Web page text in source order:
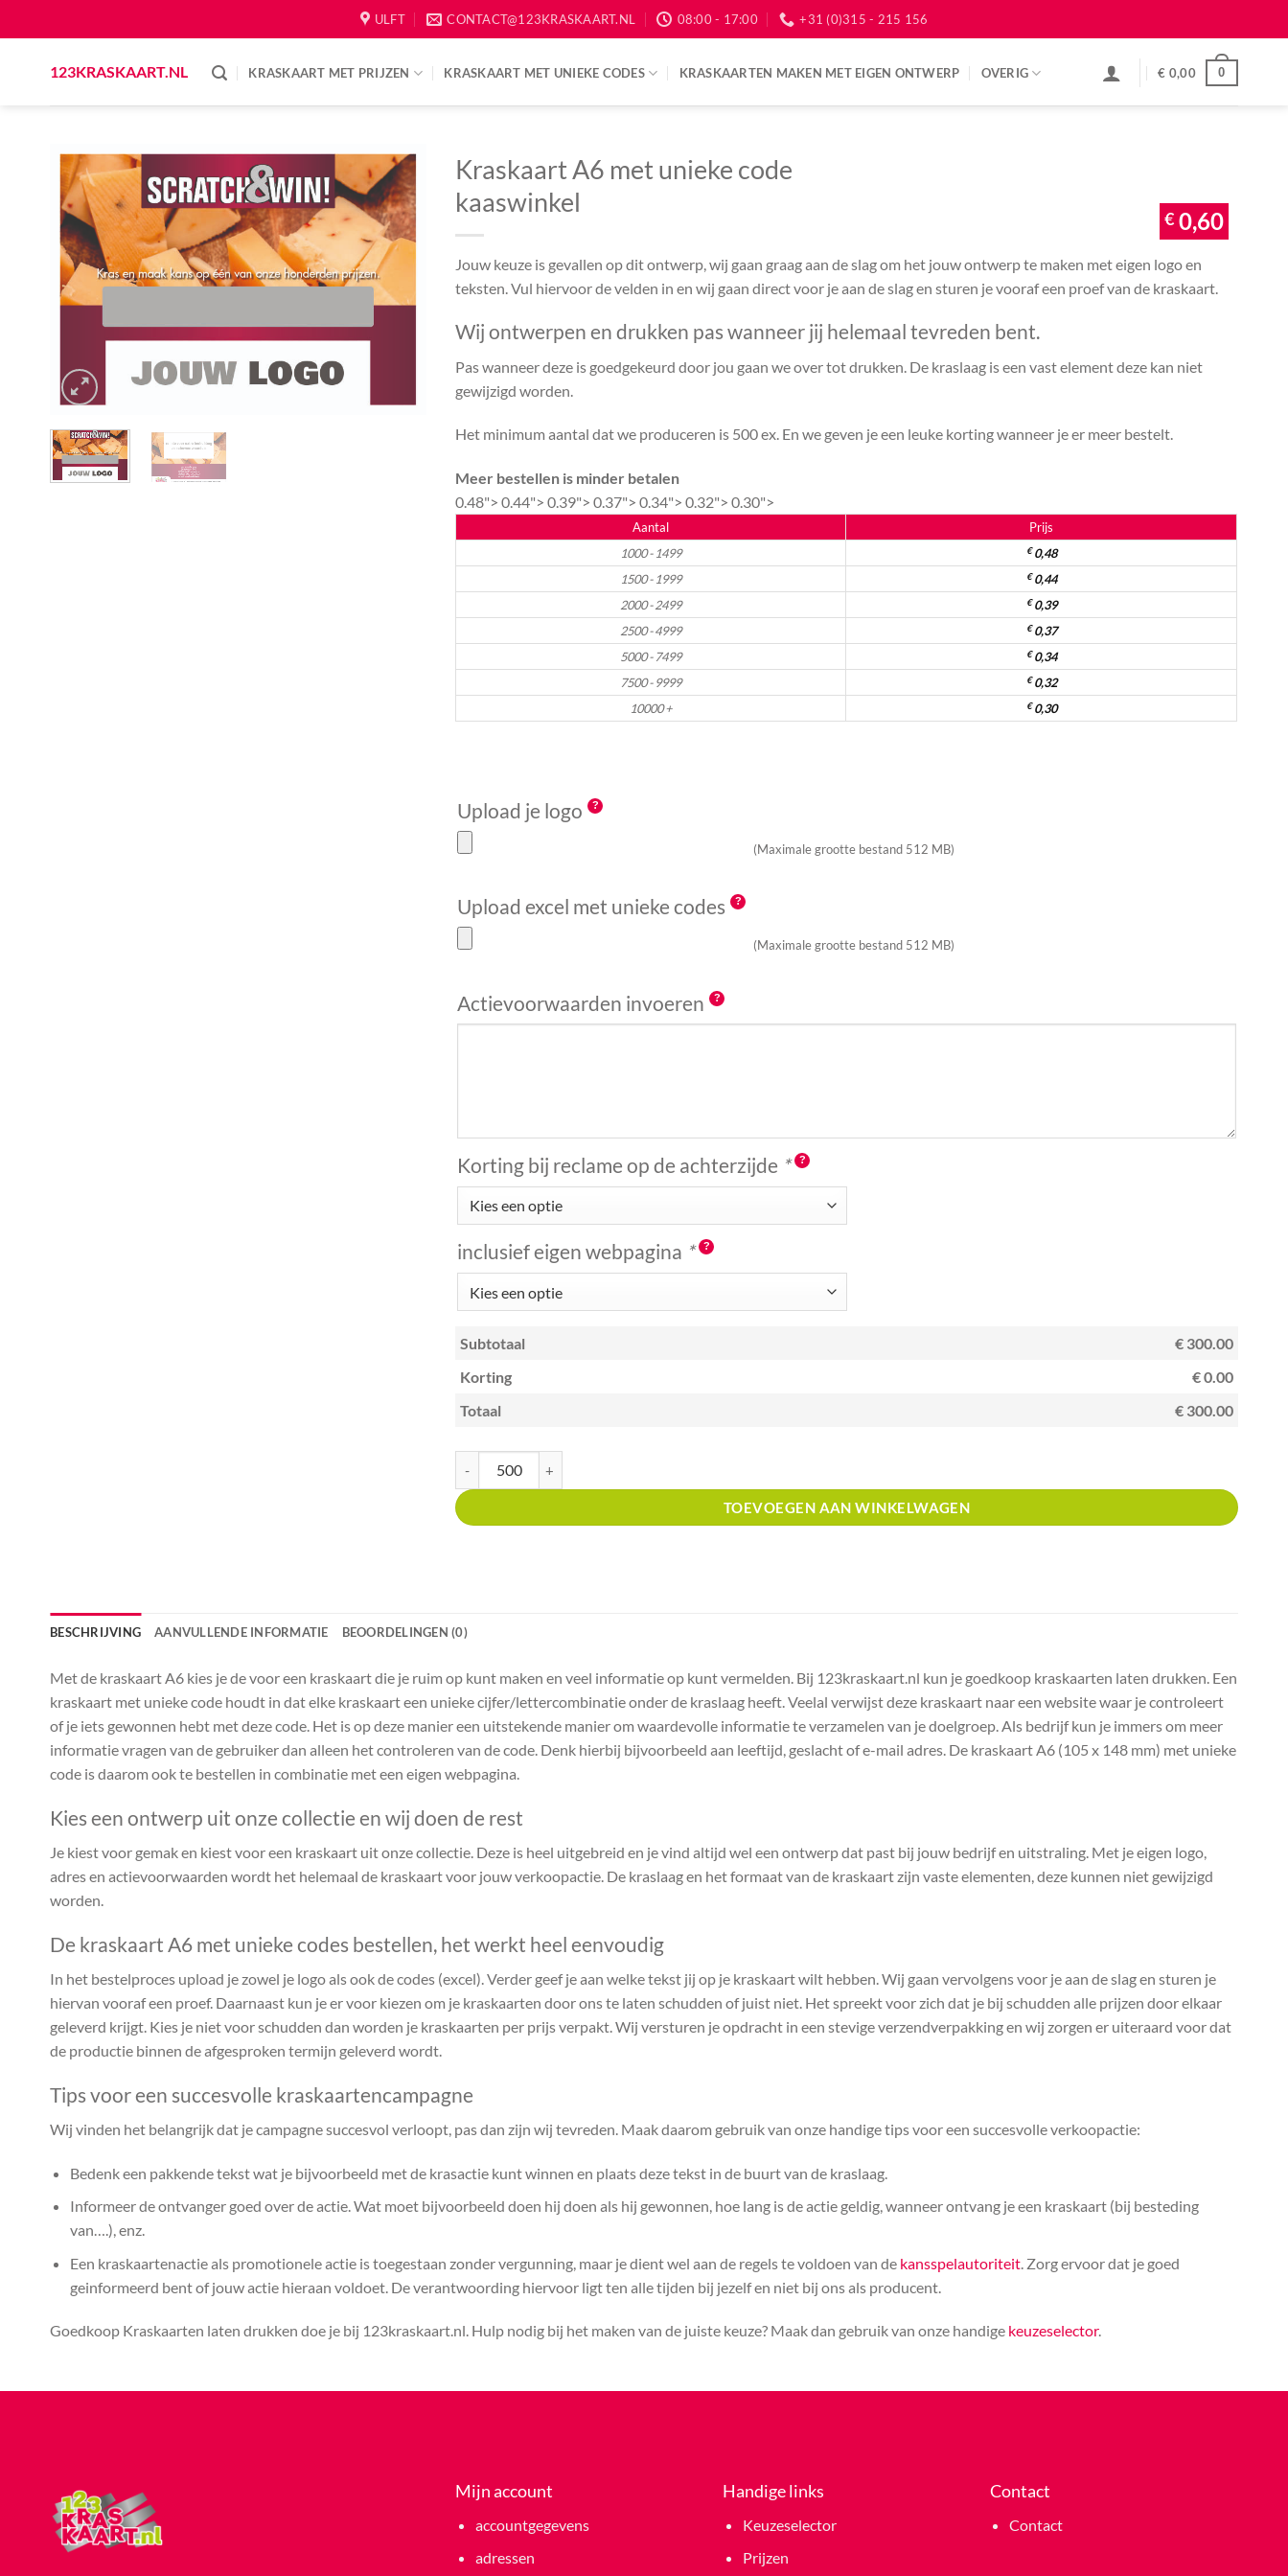
to
ULFT CONTACT@123KRASKAART.NL 08:00 - 17:00 +31 (0)315 - 215 156
123KRASKAART.NL KRASKAART MET PRIJZEN KRASKAART MET UNIEKE CODES KRASKAARTEN MAKEN MET EIGEN ONTWERP OVERIG € 0,00 0
Kraskaart A6 met unieke code
kaaswinkel
€0,60
Jouw keuze is gevallen op dit ontwerp, wij gaan graag aan de slag om het jouw ontwerp te maken met eigen logo en
teksten. Vul hiervoor de velden in en wij gaan direct voor je aan de slag en sturen je vooraf een proef van de kraskaart.
Wij ontwerpen en drukken pas wanneer jij helemaal tevreden bent.
Pas wanneer deze is goedgekeurd door jou gaan we over tot drukken. De kraslaag is een vast element deze kan niet
gewijzigd worden.
Het minimum aantal dat we produceren is 500 ex. En we geven je een leuke korting wanneer je er meer bestelt.
Meer bestellen is minder betalen
0.48">0.44">0.39">0.37">0.34">0.32">0.30">
Aantal
Prijs
1000 - 1499
€0,48
1500 - 1999
€0,44
2000 - 2499
€0,39
2500 - 4999
€0,37
5000 - 7499
€0,34
7500 - 9999
€0,32
10000 +
€0,30
Upload je logo
(Maximale grootte bestand 512 MB)
Upload excel met unieke codes
(Maximale grootte bestand 512 MB)
Actievoorwaarden invoeren
Korting bij reclame op de achterzijde *
inclusief eigen webpagina *
Subtotaal
€ 300.00
Korting
€ 0.00
Totaal
€ 300.00
TOEVOEGEN AAN WINKELWAGEN
BESCHRIJVING AANVULLENDE INFORMATIE BEOORDELINGEN (0)
Met de kraskaart A6 kies je de voor een kraskaart die je ruim op kunt maken en veel informatie op kunt vermelden. Bij 123kraskaart.nl kun je goedkoop kraskaarten laten drukken. Een
kraskaart met unieke code houdt in dat elke kraskaart een unieke cijfer/lettercombinatie onder de kraslaag heeft. Veelal verwijst deze kraskaart naar een website waar je controleert
of je iets gewonnen hebt met deze code. Het is op deze manier een uitstekende manier om waardevolle informatie te verzamelen van je doelgroep. Als bedrijf kun je immers om meer
informatie vragen van de gebruiker dan alleen het controleren van de code. Denk hierbij bijvoorbeeld aan leeftijd, geslacht of e-mail adres. De kraskaart A6 (105 x 148 mm) met unieke
code is daarom ook te bestellen in combinatie met een eigen webpagina.
Kies een ontwerp uit onze collectie en wij doen de rest
Je kiest voor gemak en kiest voor een kraskaart uit onze collectie. Deze is heel uitgebreid en je vind altijd wel een ontwerp dat past bij jouw bedrijf en uitstraling. Met je eigen logo,
adres en actievoorwaarden wordt het helemaal de kraskaart voor jouw verkoopactie. De kraslaag en het formaat van de kraskaart zijn vaste elementen, deze kunnen niet gewijzigd
worden.
De kraskaart A6 met unieke codes bestellen, het werkt heel eenvoudig
In het bestelproces upload je zowel je logo als ook de codes (excel). Verder geef je aan welke tekst jij op je kraskaart wilt hebben. Wij gaan vervolgens voor je aan de slag en sturen je
hiervan vooraf een proef. Daarnaast kun je er voor kiezen om je kraskaarten door ons te laten schudden of juist niet. Het spreekt voor zich dat je bij schudden alle prijzen door elkaar
geleverd krijgt. Kies je niet voor schudden dan worden je kraskaarten per prijs verpakt. Wij versturen je opdracht in een stevige verzendverpakking en wij zorgen er uiteraard voor dat
de productie binnen de afgesproken termijn geleverd wordt.
Tips voor een succesvolle kraskaartencampagne
Wij vinden het belangrijk dat je campagne succesvol verloopt, pas dan zijn wij tevreden. Maak daarom gebruik van onze handige tips voor een succesvolle verkoopactie:
Bedenk een pakkende tekst wat je bijvoorbeeld met de krasactie kunt winnen en plaats deze tekst in de buurt van de kraslaag.
Informeer de ontvanger goed over de actie. Wat moet bijvoorbeeld doen hij doen als hij gewonnen, hoe lang is de actie geldig, wanneer ontvang je een kraskaart (bij besteding
van….), enz.
Een kraskaartenactie als promotionele actie is toegestaan zonder vergunning, maar je dient wel aan de regels te voldoen van de kansspelautoriteit. Zorg ervoor dat je goed
geinformeerd bent of jouw actie hieraan voldoet. De verantwoording hiervoor ligt ten alle tijden bij jezelf en niet bij ons als producent.
Goedkoop Kraskaarten laten drukken doe je bij 123kraskaart.nl. Hulp nodig bij het maken van de juiste keuze? Maak dan gebruik van onze handige keuzeselector.
Mijn account
accountgegevens
adressen
Handige links
Keuzeselector
Prijzen
Contact
Contact